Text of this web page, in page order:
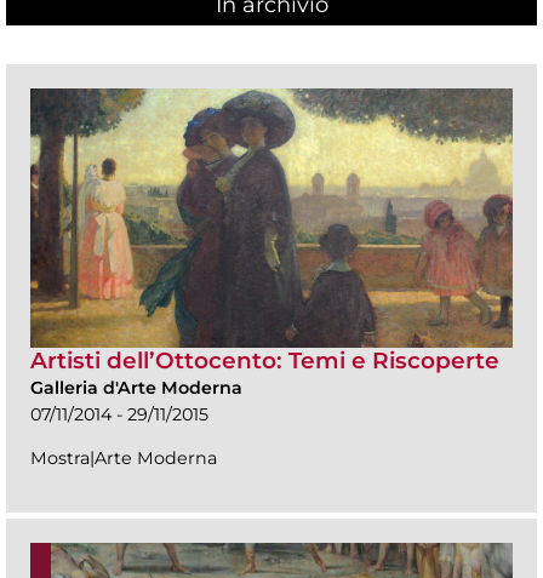
Artisti dell’Ottocento: Temi e Riscoperte
Galleria d'Arte Moderna
07/11/2014 - 29/11/2015
Mostra|Arte Moderna